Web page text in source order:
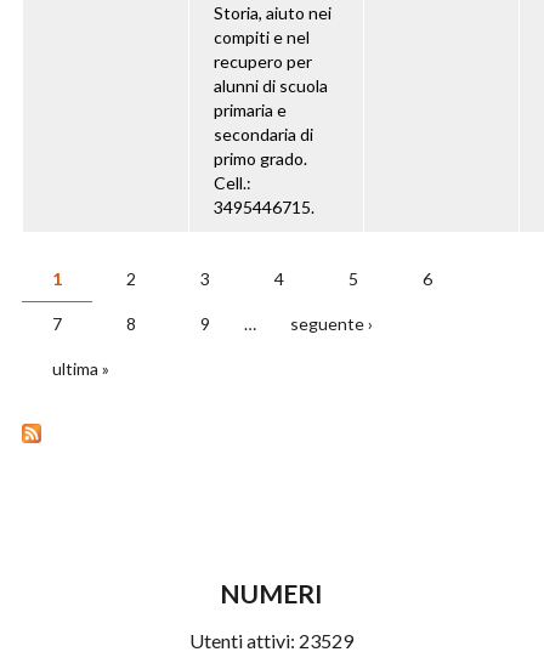
Storia, aiuto nei
compiti e nel
recupero per
alunni di scuola
primaria e
secondaria di
primo grado.
Cell.:
3495446715.
PAGINE
1 2 3 4 5 6
7 8 9 … seguente ›
ultima »
NUMERI
Utenti attivi: 23529